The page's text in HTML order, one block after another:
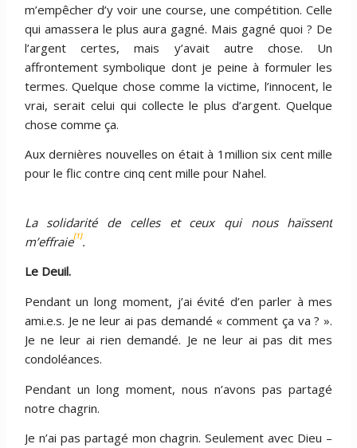
m’empêcher d’y voir une course, une compétition. Celle
qui amassera le plus aura gagné. Mais gagné quoi ? De
l’argent certes, mais y’avait autre chose. Un
affrontement symbolique dont je peine à formuler les
termes. Quelque chose comme la victime, l’innocent, le
vrai, serait celui qui collecte le plus d’argent. Quelque
chose comme ça.
Aux dernières nouvelles on était à 1million six cent mille
pour le flic contre cinq cent mille pour Nahel.
La solidarité de celles et ceux qui nous haïssent
m’effraie[1].
Le Deuil.
Pendant un long moment, j’ai évité d’en parler à mes
ami.e.s. Je ne leur ai pas demandé « comment ça va ? ».
Je ne leur ai rien demandé. Je ne leur ai pas dit mes
condoléances.
Pendant un long moment, nous n’avons pas partagé
notre chagrin.
Je n’ai pas partagé mon chagrin. Seulement avec Dieu –